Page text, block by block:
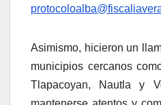
Asimismo, hicieron un
municipios cercanos
Tlapacoyan, Nautla y